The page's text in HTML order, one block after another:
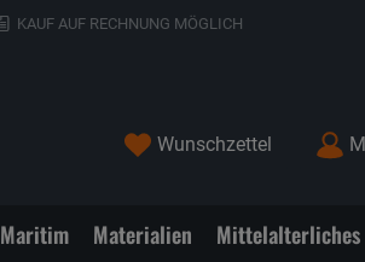
KAUF AUF RECHNUNG MÖGLICH
Wunschzettel
Maritim Materialien Mittelalterliches